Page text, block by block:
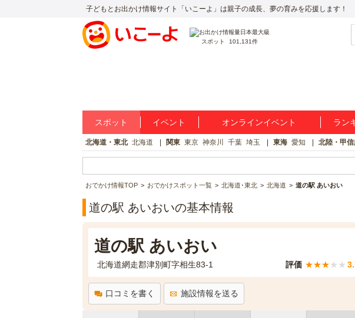
子どもとお出かけ情報サイト「いこーよ」は親子の成長、夢の育みを応援します！
スポット 101,131件
スポット イベント オンラインイベント ラン
北海道・東北 北海道 関東 東京 神奈川 千葉 埼玉 東海 愛知 北陸・甲信
おでかけ情報TOP おでかけスポット一覧 北海道･東北 北海道 道の駅 あいおい
道の駅 あいおいの基本情報
道の駅 あいおい
北海道網走郡津別町字相生83-1 評価 ★★★★ ★
口コミを書く 施設情報を送る